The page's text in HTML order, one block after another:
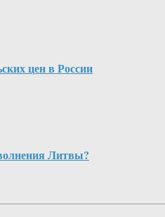
цен в России
Литвы?